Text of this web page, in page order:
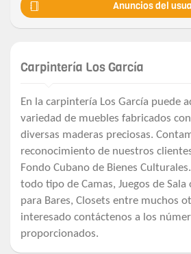
Anuncios del
Carpintería Los García
En la carpintería Los García puede
variedad de muebles fabricados
diversas maderas preciosas.
reconocimiento de nuestros
Fondo Cubano de Bienes
todo tipo de Camas, Juegos de Sala
para Bares, Closets entre muchos
interesado contáctenos a los
proporcionados.